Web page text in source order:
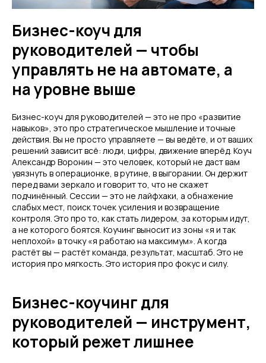
Бизнес-коуч для
руководителей — чтобы
управлять не на автомате, а
на уровне выше
Бизнес-коуч для руководителей — это не про «развитие
навыков», это про стратегическое мышление и точные
действия. Вы не просто управляете — вы ведёте, и от ваших
решений зависит всё: люди, цифры, движение вперёд. Коуч
Александр Воронин — это человек, который не даст вам
увязнуть в операционке, в рутине, в выгорании. Он держит
перед вами зеркало и говорит то, что не скажет
подчинённый. Сессии — это не лайфхаки, а обнажение
слабых мест, поиск точек усиления и возвращение
контроля. Это про то, как стать лидером, за которым идут,
а не которого боятся. Коучинг выносит из зоны «я и так
неплохой» в точку «я работаю на максимум». А когда
растёт вы — растёт команда, результат, масштаб. Это не
история про мягкость. Это история про фокус и силу.
Бизнес-коучинг для
руководителей — инструмент,
который режет лишнее